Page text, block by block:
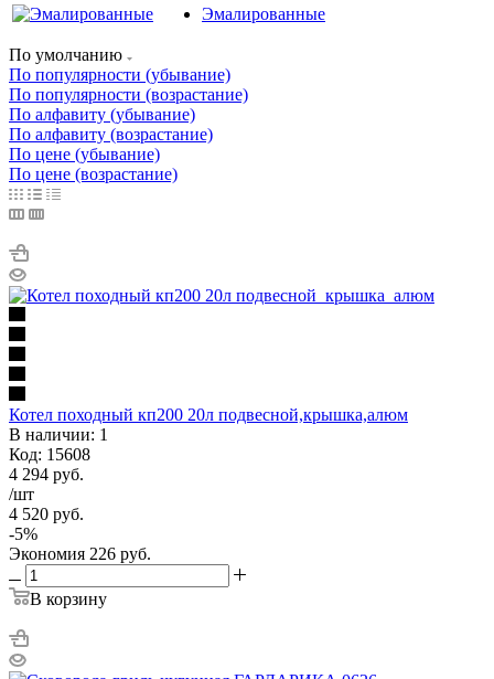
Эмалированные
По умолчанию
По популярности (убывание)
По популярности (возрастание)
По алфавиту (убывание)
По алфавиту (возрастание)
По цене (убывание)
По цене (возрастание)
Котел походный кп200 20л подвесной,крышка,алюм
В наличии: 1
Код: 15608
4 294 руб.
/шт
4 520 руб.
-5%
Экономия 226 руб.
В корзину